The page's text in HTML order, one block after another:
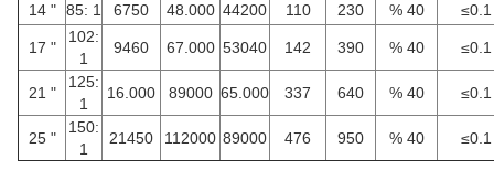
14 " 85: 1 6750 48.000 44200 110 230 % 40 ≤0.1
17 "
102:
1
9460 67.000 53040 142 390 % 40 ≤0.1
21 "
125:
1
16.000 89000 65.000 337 640 % 40 ≤0.1
25 "
150:
1
21450 112000 89000 476 950 % 40 ≤0.1